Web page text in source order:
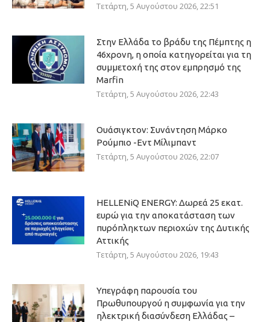
Τετάρτη, 5 Αυγούστου 2026, 22:51
Στην Ελλάδα το βράδυ της Πέμπτης η
46χρονη, η οποία κατηγορείται για τη
συμμετοχή της στον εμπρησμό της
Marfin
Τετάρτη, 5 Αυγούστου 2026, 22:43
Ουάσιγκτον: Συνάντηση Μάρκο
Ρούμπιο -Εντ Μίλιμπαντ
Τετάρτη, 5 Αυγούστου 2026, 22:07
HELLENiQ ENERGY: Δωρεά 25 εκατ.
ευρώ για την αποκατάσταση των
πυρόπληκτων περιοχών της Δυτικής
Αττικής
Τετάρτη, 5 Αυγούστου 2026, 19:43
Υπεγράφη παρουσία του
Πρωθυπουργού η συμφωνία για την
ηλεκτρική διασύνδεση Ελλάδας –